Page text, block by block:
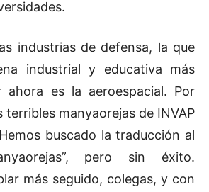
industrias de defensa, la que
industrial y educativa más
ahora es la aeroespacial. Por
terribles manyaorejas de INVAP
buscado la traducción al
pero sin éxito.
más seguido, colegas, y con